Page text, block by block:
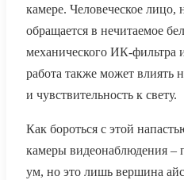
камере. Человеческое
обращается в нечитаемое
механического ИК-фильтра
работа также может влиять
и чувствительность к свету.
Как бороться с этой
камеры видеонаблюдения –
ум, но это лишь вершина